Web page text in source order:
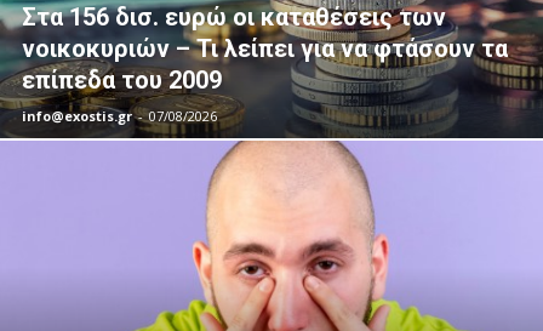
Στα 156 δισ. ευρώ οι καταθέσεις των
νοικοκυριών – Τι λείπει για να φτάσουν τα
επίπεδα του 2009
info@exostis.gr - 07/08/2026